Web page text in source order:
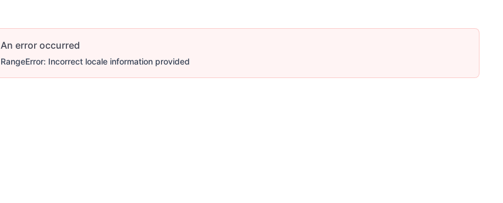
An error occurred
RangeError: Incorrect locale information provided